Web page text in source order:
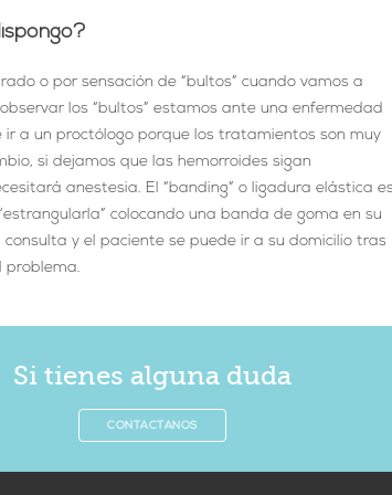
do o por sensación de “bultos” cuando vamos a
los “bultos” estamos ante una enfermedad
ir a un proctólogo porque los tratamientos son muy
si dejamos que las hemorroides sigan
anestesia. El “banding” o ligadura elástica
colocando una banda de goma en su
y el paciente se puede ir a su domicilio tras
problema.
Si tienes alguna duda
CONTÁCTANOS